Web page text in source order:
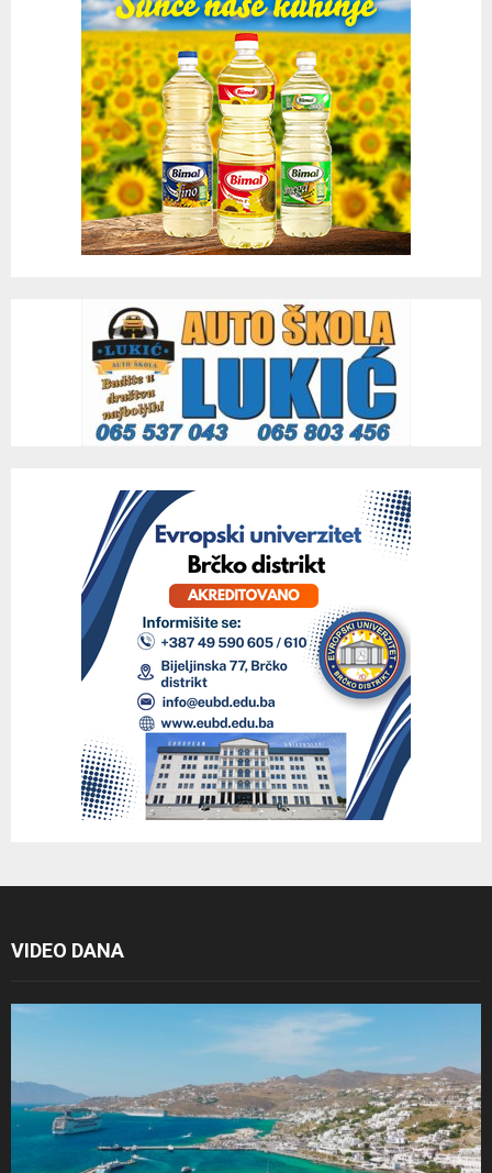
VIDEO DANA